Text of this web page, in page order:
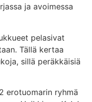
ja avoimessa
pelasivat
Tällä kertaa
sillä peräkkäisiä
erotuomarin ryhmä